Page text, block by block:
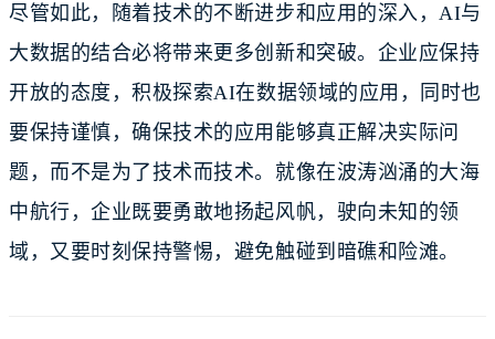
尽管如此，随着技术的不断进步和应用的深入，AI与
大数据的结合必将带来更多创新和突破。企业应保持
开放的态度，积极探索AI在数据领域的应用，同时也
要保持谨慎，确保技术的应用能够真正解决实际问
题，而不是为了技术而技术。就像在波涛汹涌的大海
中航行，企业既要勇敢地扬起风帆，驶向未知的领
域，又要时刻保持警惕，避免触碰到暗礁和险滩。